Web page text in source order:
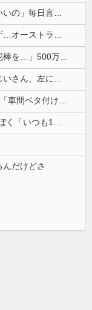
「あなたは一生働くけど、私は家にいればいいの」毎日言われた20歳がついに返した一言…
【ラグビー】日本代表、歴史的初勝利ならず…オーストラリアに逆転負け ８戦全敗
「自衛隊員や報道カメラマンのフリをして泥棒を…」500万円分の預金通帳を盗まれた高齢女性が明かす被害！
【速報】赤旗配達中の共産党市議７８歳のじいさん、左に寄りすぎたか車で民家当て逃げ
3大盆休みの害悪車「常時ハイビームマン」「車間ベタ付けマン」「法定速度絶対遵守マン」
【悲報】 取引先専務「Aを20個注文する」 ぼく「いつも1～2個しか使わないけど本当に20であってる？」 取専「あってる」→結果『こう』なったんだが...
んだけどさ